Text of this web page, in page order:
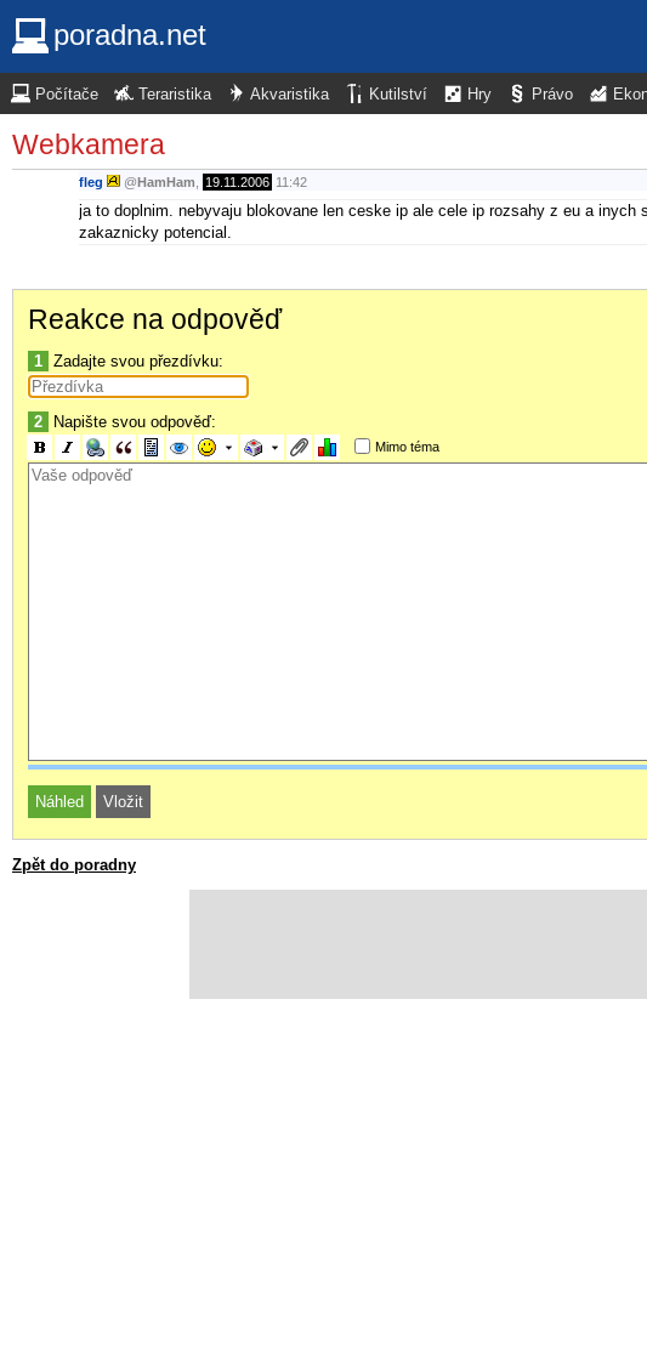
poradna.net
Počítače Teraristika Akvaristika Kutilství Hry Právo
Webkamera
fleg @HamHam 19.11.2006 11:42
ja to doplnim. nebyvaju blokovane len ceske ip ale cele ip rozsahy z eu a
zakaznicky potencial.
Reakce na odpověď
1 Zadajte svou přezdívku:
2 Napište svou odpověď:
Mimo téma
Zpět do poradny